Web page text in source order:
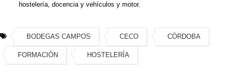
hostelería, docencia y vehículos y motor.
BODEGAS CAMPOS CECO CÓRDOBA
FORMACIÓN HOSTELERÍA